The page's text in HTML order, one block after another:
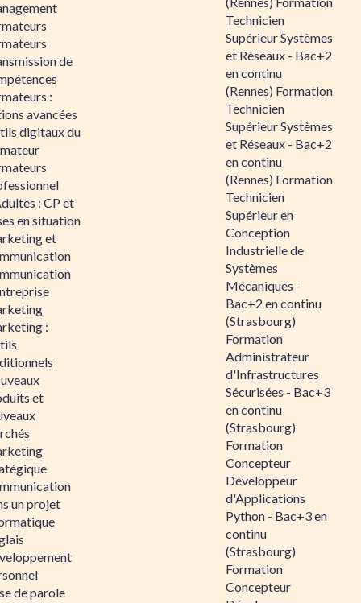
de
:
avancées
digitaux du
: CP et
en situation
et
:
et
un projet
de parole
Technicien
Supérieur Systèmes
et Réseaux - Bac+2
en continu
(Rennes) Formation
Technicien
Supérieur Systèmes
et Réseaux - Bac+2
en continu
(Rennes) Formation
Technicien
Supérieur en
Conception
Industrielle de
Systèmes
Mécaniques -
Bac+2 en continu
(Strasbourg)
Formation
Administrateur
d'Infrastructures
Sécurisées - Bac+3
en continu
(Strasbourg)
Formation
Concepteur
Développeur
d'Applications
Python - Bac+3 en
continu
(Strasbourg)
Formation
Concepteur